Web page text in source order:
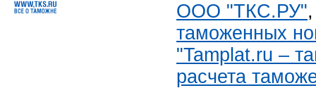
ООО "ТКС.РУ"
таможенных
"Tamplat.ru –
расчета